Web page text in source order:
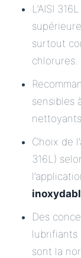
L’AISI
surtout
chlorures.
sensibles
Choix de
316L)
Des
lubrifiants
sont la